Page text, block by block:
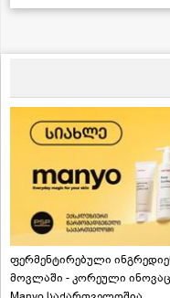
ფერმენტირებული
მოვლაში - კორეული